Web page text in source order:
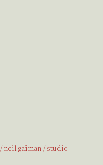
neil gaiman
studio